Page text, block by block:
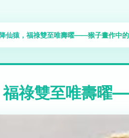
仙猿，福祿雙至唯壽曜——猴子畫作中
福祿雙至唯壽曜